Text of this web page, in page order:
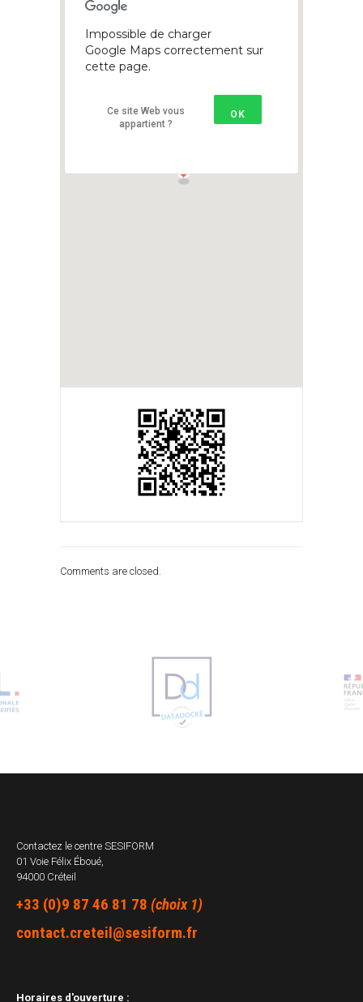
Impossible de charger
Google Maps correctement sur
cette page.
Ce site Web vous
appartient ?
OK
Comments are closed.
Contactez le centre SESIFORM
01 Voie Félix Éboué,
94000 Créteil
+33 (0)9 87 46 81 78 (choix 1)
contact.creteil@sesiform.fr
Horaires d'ouverture :